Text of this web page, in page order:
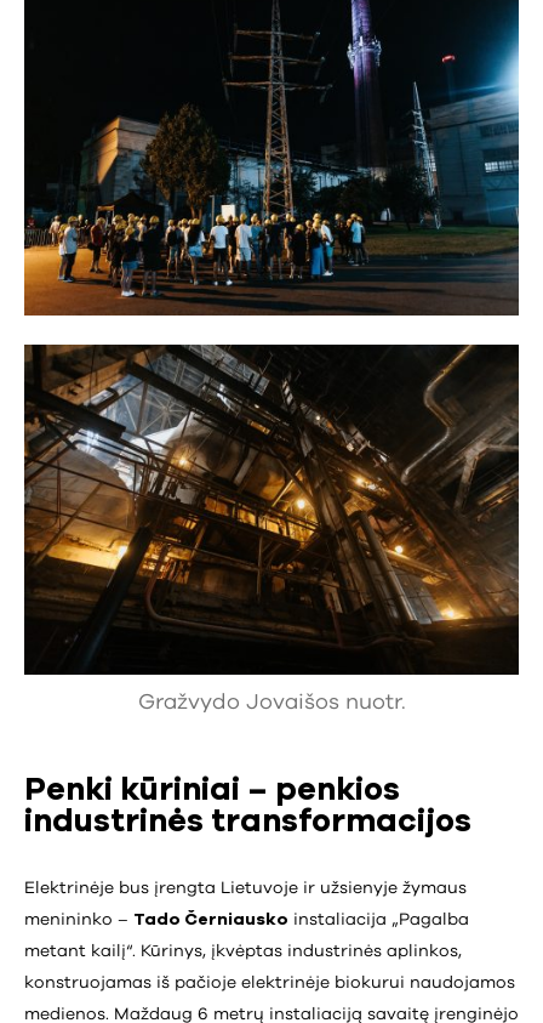
Gražvydo Jovaišos nuotr.
Penki kūriniai – penkios
industrinės transformacijos
Elektrinėje bus įrengta Lietuvoje ir užsienyje žymaus
menininko – Tado Černiausko instaliacija „Pagalba
metant kailį“. Kūrinys, įkvėptas industrinės aplinkos,
konstruojamas iš pačioje elektrinėje biokurui naudojamos
medienos. Maždaug 6 metrų instaliaciją savaitę įrenginėjo